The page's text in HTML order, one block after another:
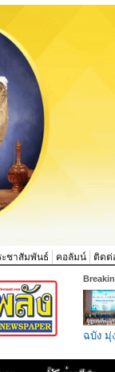
ะชาสัมพันธ์ คอลัมน์ ติดต่
ฉบัง มุ่